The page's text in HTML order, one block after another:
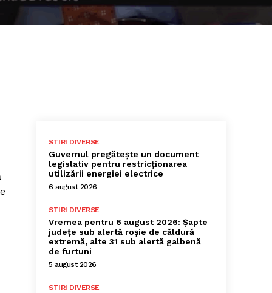
STIRI DIVERSE
Guvernul pregătește un document
legislativ pentru restricționarea
utilizării energiei electrice
6 august 2026
STIRI DIVERSE
Vremea pentru 6 august 2026: Șapte
județe sub alertă roșie de căldură
extremă, alte 31 sub alertă galbenă
de furtuni
5 august 2026
STIRI DIVERSE